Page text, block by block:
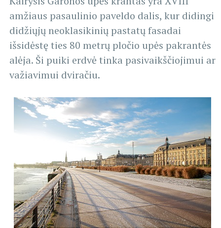
amžiaus pasaulinio paveldo dalis, kur didingi
didžiųjų neoklasikinių pastatų fasadai
išsidėstę ties 80 metrų pločio upės pakrantės
alėja. Ši puiki erdvė tinka pasivaikščiojimui ar
važiavimui dviračiu.